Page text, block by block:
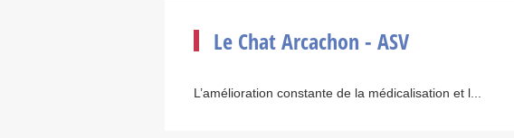
Le Chat Arcachon - ASV
L’amélioration constante de la médicalisation et l...